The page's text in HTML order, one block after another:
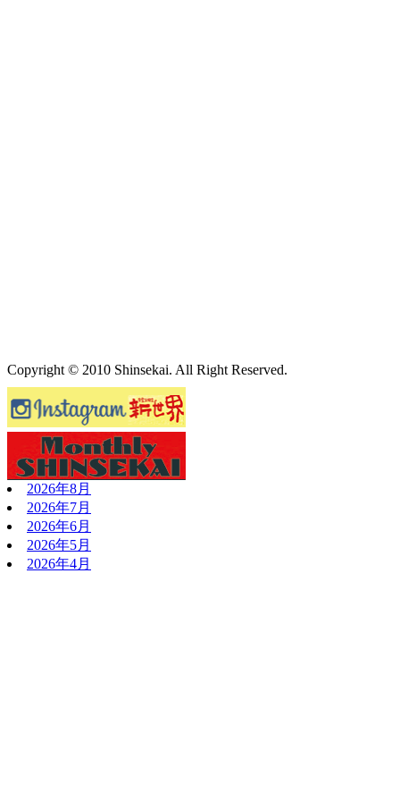
Copyright © 2010 Shinsekai. All Right Reserved.
2026年8月
2026年7月
2026年6月
2026年5月
2026年4月